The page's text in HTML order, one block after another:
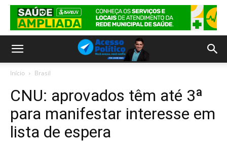
Início Brasil
CNU: aprovados têm até 3ª
para manifestar interesse em
lista de espera